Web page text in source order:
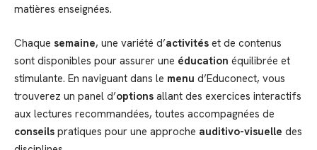
matières enseignées.
Chaque semaine, une variété d’activités et de contenus
sont disponibles pour assurer une éducation équilibrée et
stimulante. En naviguant dans le menu d’Educonect, vous
trouverez un panel d’options allant des exercices interactifs
aux lectures recommandées, toutes accompagnées de
conseils pratiques pour une approche auditivo-visuelle des